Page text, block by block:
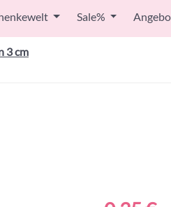
Sale%
3 cm
Regulärer